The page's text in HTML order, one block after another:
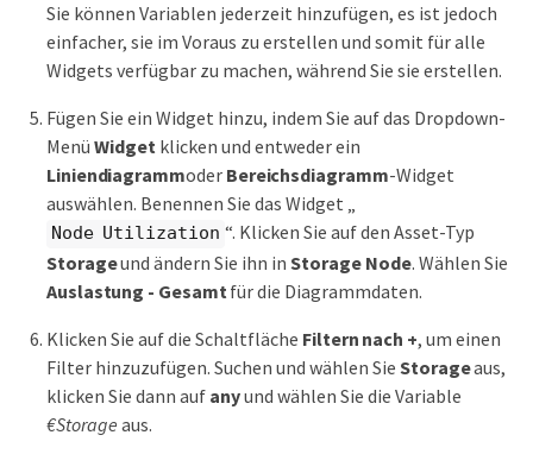
Sie können Variablen jederzeit hinzufügen, es ist jedoch
einfacher, sie im Voraus zu erstellen und somit für alle
Widgets verfügbar zu machen, während Sie sie erstellen.
Fügen Sie ein Widget hinzu, indem Sie auf das Dropdown-
Menü Widgetklicken und entweder ein
Liniendiagrammoder Bereichsdiagramm-Widget
auswählen. Benennen Sie das Widget „
Node Utilization “. Klicken Sie auf den Asset-Typ
Storageund ändern Sie ihn inStorage Node. Wählen Sie
Auslastung - Gesamt für die Diagrammdaten.
Klicken Sie auf die Schaltfläche Filtern nach +, um einen
Filter hinzuzufügen. Suchen und wählen Sie Storageaus,
klicken Sie dann auf anyund wählen Sie die Variable
€Storage aus.